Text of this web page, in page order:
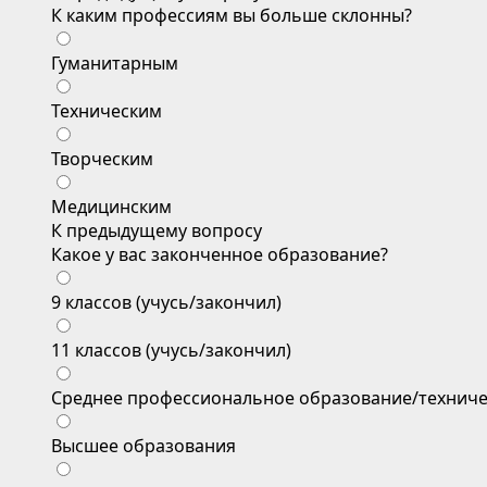
К каким профессиям вы больше склонны?
Гуманитарным
Техническим
Творческим
Медицинским
К предыдущему вопросу
Какое у вас законченное образование?
9 классов (учусь/закончил)
11 классов (учусь/закончил)
Среднее профессиональное образование/
Высшее образования